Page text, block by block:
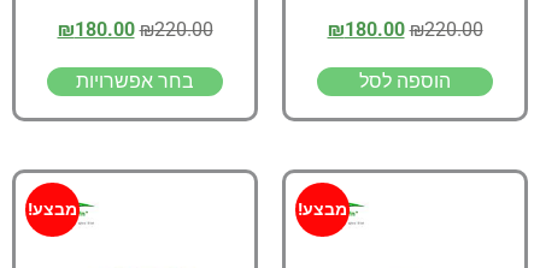
₪220.00
₪180.00
הוספה לסל
₪220.00
₪180.00
בחר אפשרויות
מבצע! מבצע!